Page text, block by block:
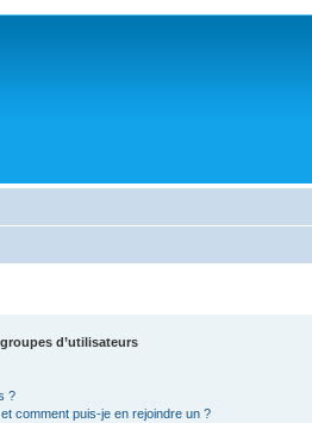
d’utilisateurs
?
comment puis-je en rejoindre un ?